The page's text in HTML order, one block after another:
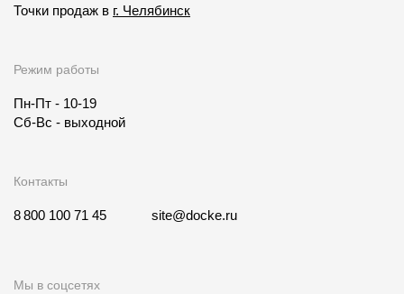
Точки продаж в г. Челябинск
Режим работы
Пн-Пт - 10-19
Сб-Вс - выходной
Контакты
8 800 100 71 45 site@docke.ru
Мы в соцсетях